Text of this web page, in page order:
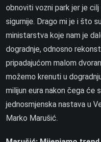
obnoviti vozni park jer je
sigurnije. Drago mi je i što
ministarstva koje nam je
dogradnje, odnosno
pripadajućom malom
možemo krenuti u
milijun eura nakon čega će
jednosmjenska nastava u
Marko Marušić.